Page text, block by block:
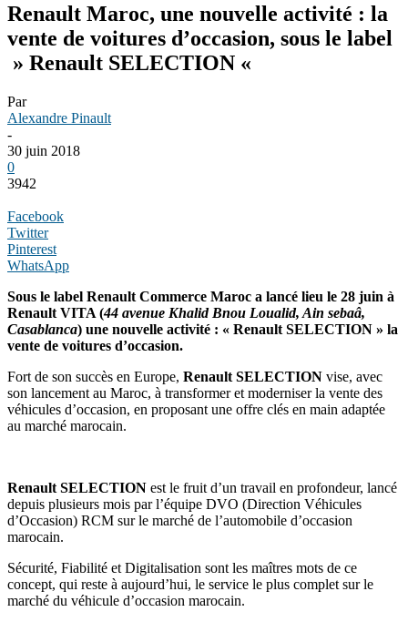
Renault Maroc, une nouvelle activité : la
vente de voitures d’occasion, sous le label
» Renault SELECTION «
Par
Alexandre Pinault
-
30 juin 2018
0
3942
Facebook
Twitter
Pinterest
WhatsApp
Sous le label Renault Commerce Maroc a lancé lieu le 28 juin à
Renault VITA (44 avenue Khalid Bnou Loualid, Ain sebaâ,
Casablanca) une nouvelle activité : « Renault SELECTION » la
vente de voitures d’occasion.
Fort de son succès en Europe, Renault SELECTION vise, avec
son lancement au Maroc, à transformer et moderniser la vente des
véhicules d’occasion, en proposant une offre clés en main adaptée
au marché marocain.
Renault SELECTION est le fruit d’un travail en profondeur, lancé
depuis plusieurs mois par l’équipe DVO (Direction Véhicules
d’Occasion) RCM sur le marché de l’automobile d’occasion
marocain.
Sécurité, Fiabilité et Digitalisation sont les maîtres mots de ce
concept, qui reste à aujourd’hui, le service le plus complet sur le
marché du véhicule d’occasion marocain.